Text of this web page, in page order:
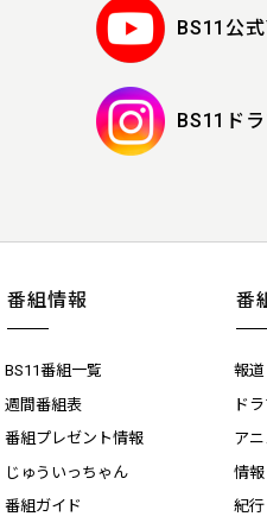
BS11公
BS11ド
番組情報
BS11番組一覧
週間番組表
番組プレゼント情報
じゅういっちゃん
番組ガイド
番
報
ド
アニ
情
紀